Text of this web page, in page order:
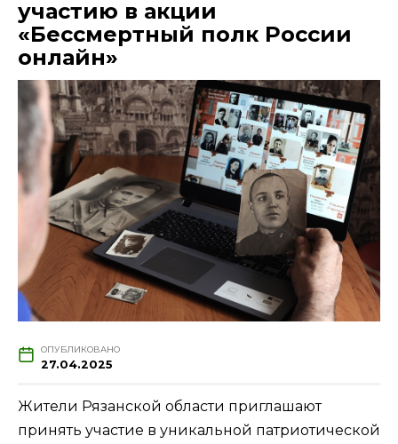
участию в акции
«Бессмертный полк России
онлайн»
ОПУБЛИКОВАНО
27.04.2025
Жители Рязанской области приглашают
принять участие в уникальной патриотической